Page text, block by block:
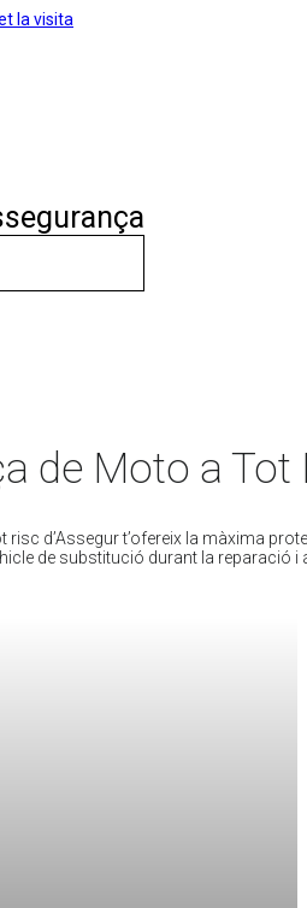
la visita
de Moto a Tot
risc d’Assegur t’ofereix la màxima
de substitució durant la reparació